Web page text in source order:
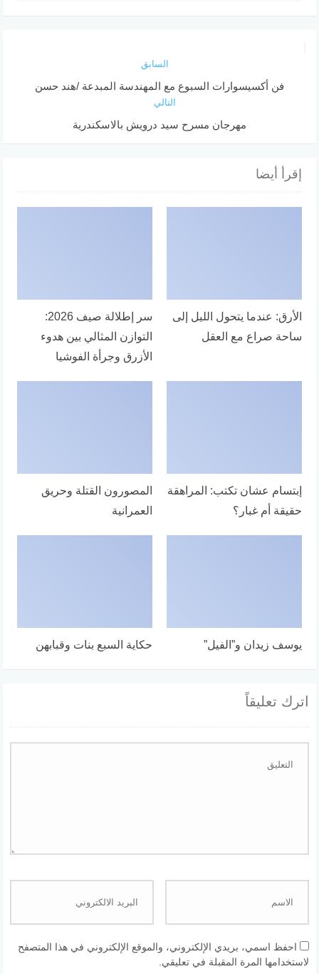
السابق
فن أكسيسوارات السبوع مع المهندسة المبدعة /هند حسن
التالي
مهرجان مسرح سيد درويش بالاسكندرية
إقرأ أيضا
سر إطلالة صيف 2026:
التوازن المثالي بين هدوء
الأزرق وجرأة الفوشيا
الأرق: عندما يتحول الليل إلى
ساحة صراع مع العقل
المصورون القتلة وحريق
العمرانية
إبتسام عشان تكتب: المراهقة
حقيقة أم غبار؟
حكاية السبع بنات وقبابهن يوسف زيدان و”الفيل”
اترك تعليقاً
احفظ اسمي، بريدي الإلكتروني، والموقع الإلكتروني في هذا المتصفح
لاستخدامها المرة المقبلة في تعليقي.